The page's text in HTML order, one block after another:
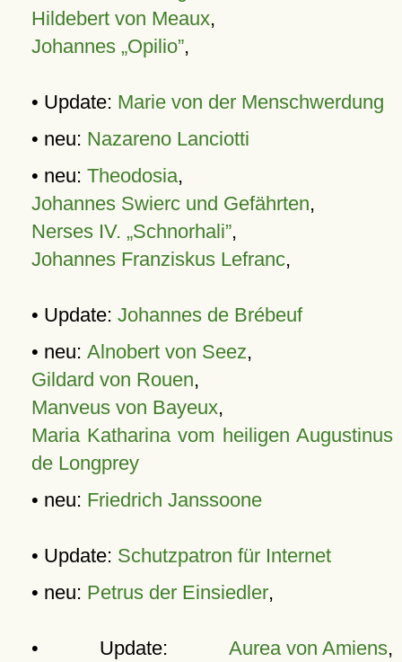
Hildebert von Meaux,
Johannes „Opilio”,
• Update: Marie von der Menschwerdung
• neu: Nazareno Lanciotti
• neu: Theodosia,
Johannes Swierc und Gefährten,
Nerses IV. „Schnorhali”,
Johannes Franziskus Lefranc,
• Update: Johannes de Brébeuf
• neu: Alnobert von Seez,
Gildard von Rouen,
Manveus von Bayeux,
Maria Katharina vom heiligen Augustinus
de Longprey
• neu: Friedrich Janssoone
• Update: Schutzpatron für Internet
• neu: Petrus der Einsiedler,
• Update: Aurea von Amiens,